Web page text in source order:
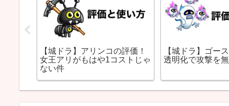
【城ドラ】アリンコの評価！
女王アリがもはや1コストじゃ
ない件
【城ドラ】ゴー
透明化で攻撃を